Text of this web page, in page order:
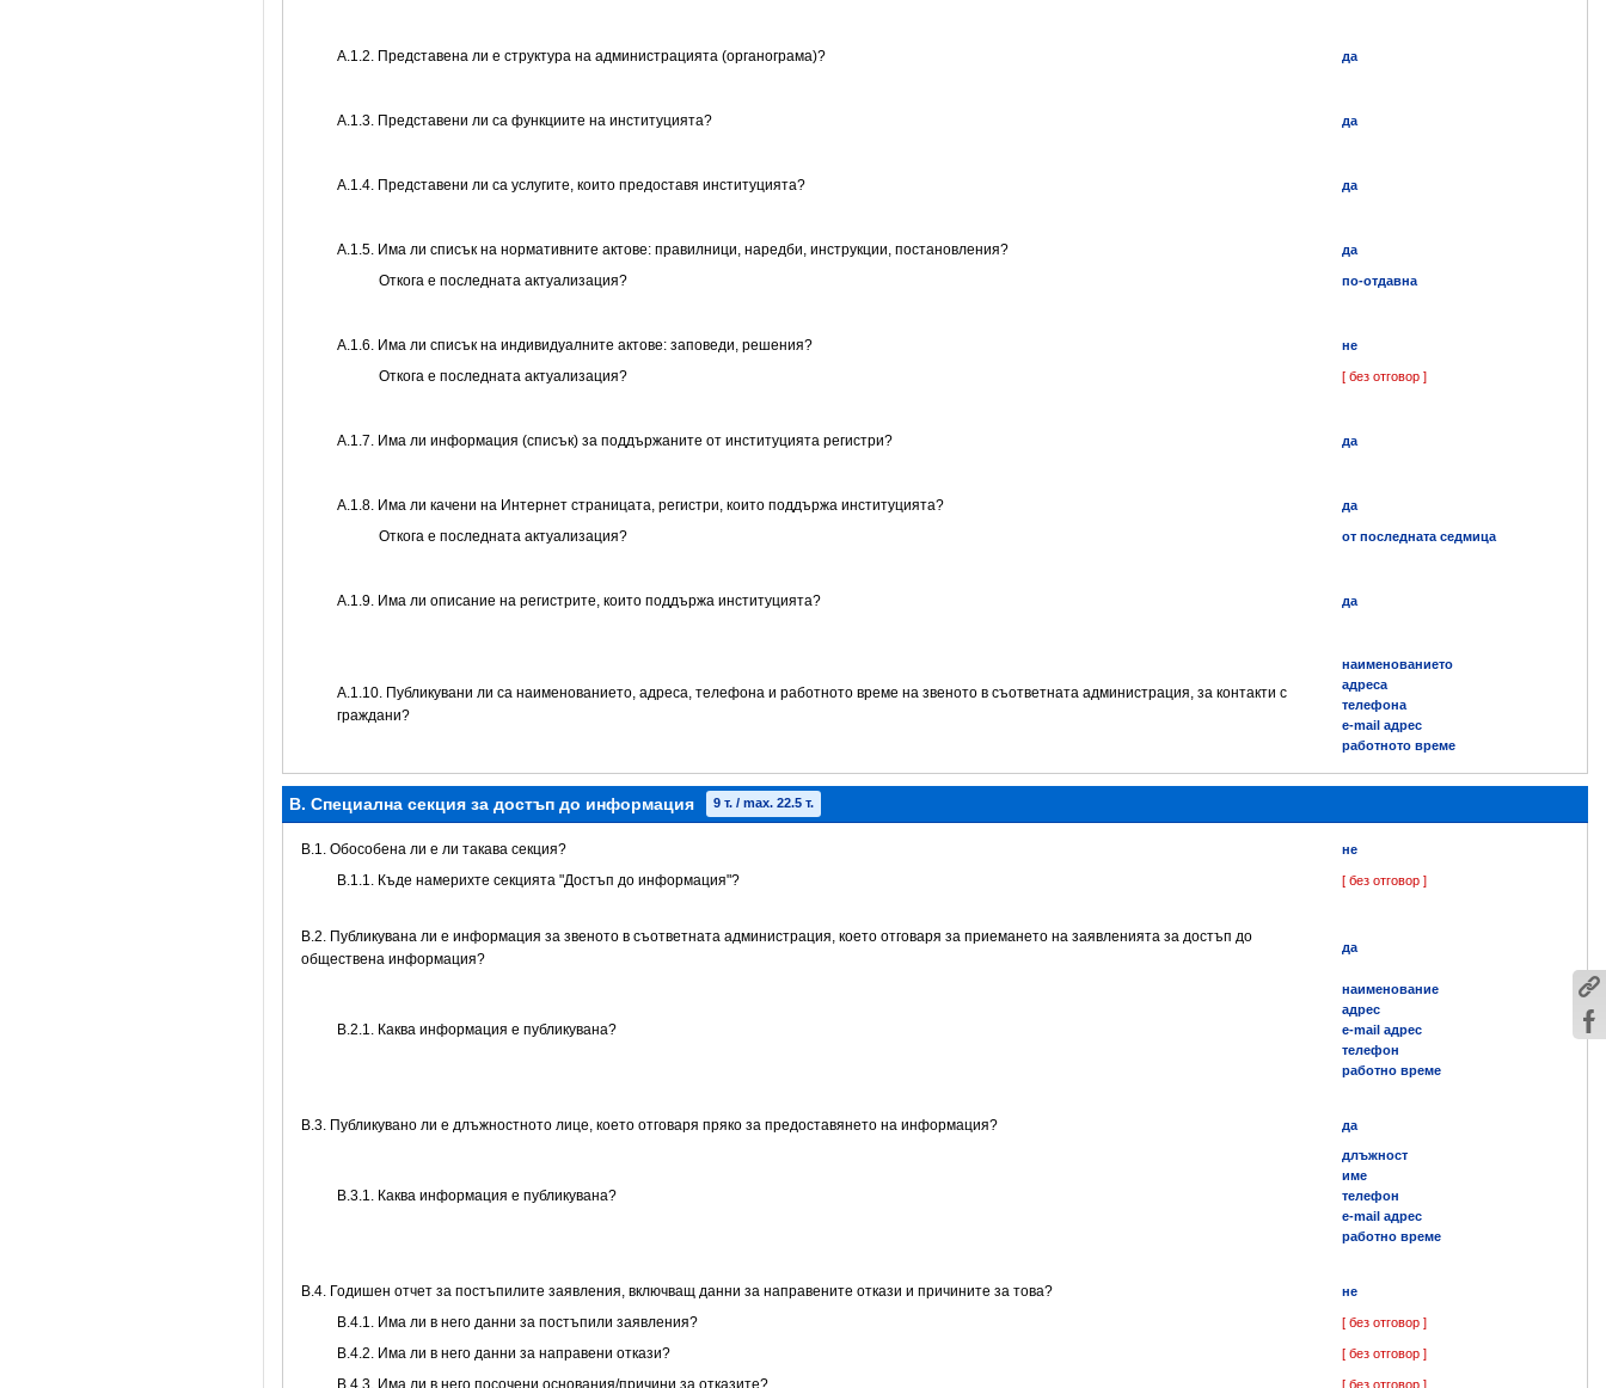
A.1.2. Представена ли е структура на администрацията (органограма)? да
А.1.3. Представени ли са функциите на институцията? да
А.1.4. Представени ли са услугите, които предоставя институцията? да
А.1.5. Има ли списък на нормативните актове: правилници, наредби, инструкции, постановления? да
Откога е последната актуализация? по-отдавна
А.1.6. Има ли списък на индивидуалните актове: заповеди, решения? не
Откога е последната актуализация? [ без отговор ]
А.1.7. Има ли информация (списък) за поддържаните от институцията регистри? да
А.1.8. Има ли качени на Интернет страницата, регистри, които поддържа институцията? да
Откога е последната актуализация? от последната седмица
А.1.9. Има ли описание на регистрите, които поддържа институцията? да
А.1.10. Публикувани ли са наименованието, адреса, телефона и работното време на звеното в съответната администрация, за контакти с
граждани?
наименованието
адреса
телефона
e-mail адрес
работното време
B. Специална секция за достъп до информация 9 т. / max. 22.5 т.
В.1. Обособена ли е ли такава секция? не
В.1.1. Къде намерихте секцията "Достъп до информация"? [ без отговор ]
В.2. Публикувана ли е информация за звеното в съответната администрация, което отговаря за приемането на заявленията за достъп до
обществена информация?
да
B.2.1. Каква информация е публикувана?
наименование
адрес
e-mail адрес
телефон
работно време
В.3. Публикувано ли е длъжностното лице, което отговаря пряко за предоставянето на информация? да
B.3.1. Каква информация е публикувана?
длъжност
име
телефон
e-mail адрес
работно време
В.4. Годишен отчет за постъпилите заявления, включващ данни за направените откази и причините за това? не
В.4.1. Има ли в него данни за постъпили заявления? [ без отговор ]
В.4.2. Има ли в него данни за направени откази? [ без отговор ]
В.4.3. Има ли в него посочени основания/причини за отказите? [ без отговор ]